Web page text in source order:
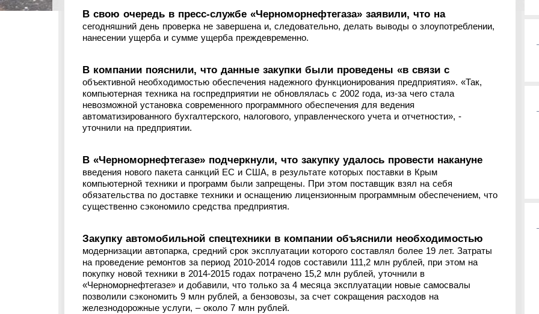
В свою очередь в пресс-службе «Черноморнефтегаза» заявили, что на
сегодняшний день проверка не завершена и, следовательно, делать выводы о злоупотреблении,
нанесении ущерба и сумме ущерба преждевременно.
В компании пояснили, что данные закупки были проведены «в связи с
объективной необходимостью обеспечения надежного функционирования предприятия». «Так,
компьютерная техника на госпредприятии не обновлялась с 2002 года, из-за чего стала
невозможной установка современного программного обеспечения для ведения
автоматизированного бухгалтерского, налогового, управленческого учета и отчетности», -
уточнили на предприятии.
В «Черноморнефтегазе» подчеркнули, что закупку удалось провести накануне
введения нового пакета санкций ЕС и США, в результате которых поставки в Крым
компьютерной техники и программ были запрещены. При этом поставщик взял на себя
обязательства по доставке техники и оснащению лицензионным программным обеспечением, что
существенно сэкономило средства предприятия.
Закупку автомобильной спецтехники в компании объяснили необходимостью
модернизации автопарка, средний срок эксплуатации которого составлял более 19 лет. Затраты
на проведение ремонтов за период 2010-2014 годов составили 111,2 млн рублей, при этом на
покупку новой техники в 2014-2015 годах потрачено 15,2 млн рублей, уточнили в
«Черноморнефтегазе» и добавили, что только за 4 месяца эксплуатации новые самосвалы
позволили сэкономить 9 млн рублей, а бензовозы, за счет сокращения расходов на
железнодорожные услуги, – около 7 млн рублей.